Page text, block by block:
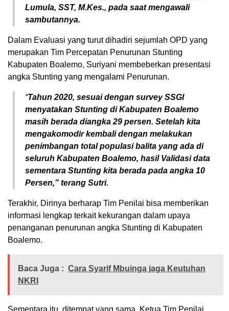
Lumula, SST, M.Kes., pada saat mengawali
sambutannya.
Dalam Evaluasi yang turut dihadiri sejumlah OPD yang
merupakan Tim Percepatan Penurunan Stunting
Kabupaten Boalemo, Suriyani membeberkan presentasi
angka Stunting yang mengalami Penurunan.
“Tahun 2020, sesuai dengan survey SSGI
menyatakan Stunting di Kabupaten Boalemo
masih berada diangka 29 persen. Setelah kita
mengakomodir kembali dengan melakukan
penimbangan total populasi balita yang ada di
seluruh Kabupaten Boalemo, hasil Validasi data
sementara Stunting kita berada pada angka 10
Persen,” terang Sutri.
Terakhir, Dirinya berharap Tim Penilai bisa memberikan
informasi lengkap terkait kekurangan dalam upaya
penanganan penurunan angka Stunting di Kabupaten
Boalemo.
Baca Juga : Cara Syarif Mbuinga jaga Keutuhan
NKRI
Sementara itu, ditempat yang sama, Ketua Tim Penilai